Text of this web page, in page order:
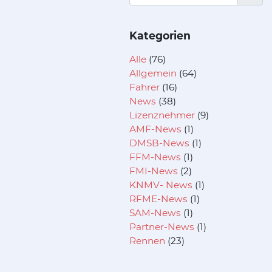
Kategorien
Alle (76)
Allgemein (64)
Fahrer (16)
News (38)
Lizenznehmer (9)
AMF-News (1)
DMSB-News (1)
FFM-News (1)
FMI-News (2)
KNMV- News (1)
RFME-News (1)
SAM-News (1)
Partner-News (1)
Rennen (23)